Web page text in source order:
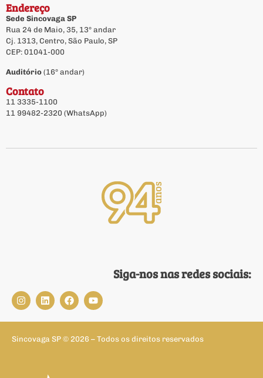
Endereço
Sede Sincovaga SP
Rua 24 de Maio, 35, 13º andar
Cj. 1313, Centro, São Paulo, SP
CEP: 01041-000
Auditório (16º andar)
Contato
11 3335-1100
11 99482-2320 (WhatsApp)
Siga-nos nas redes sociais:
Sincovaga SP © 2026 – Todos os direitos reservados